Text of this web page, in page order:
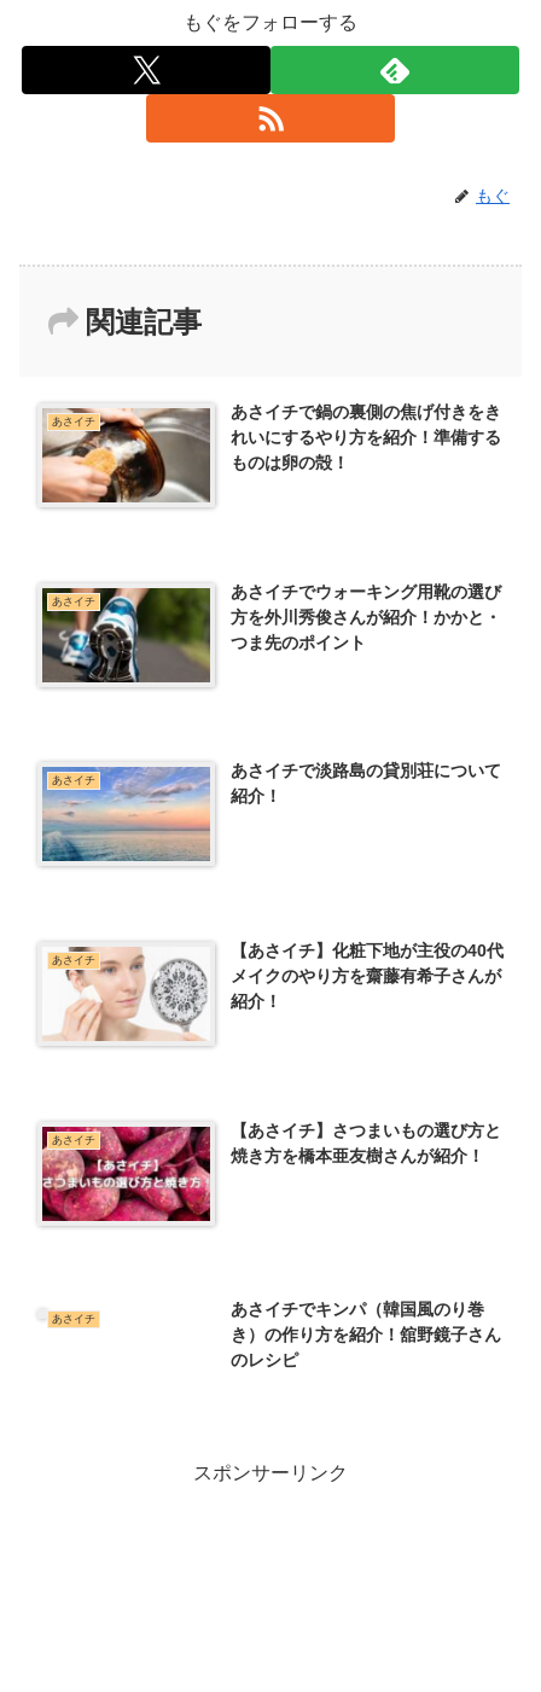
もぐをフォローする
もぐ
関連記事
あさイチ
あさイチで鍋の裏側の焦げ付きをき
れいにするやり方を紹介！準備する
ものは卵の殻！
あさイチ
あさイチでウォーキング用靴の選び
方を外川秀俊さんが紹介！かかと・
つま先のポイント
あさイチ
あさイチで淡路島の貸別荘について
紹介！
あさイチ
【あさイチ】化粧下地が主役の40代
メイクのやり方を齋藤有希子さんが
紹介！
あさイチ
【あさイチ】さつまいもの選び方と
焼き方を橋本亜友樹さんが紹介！
あさイチ
あさイチでキンパ（韓国風のり巻
き）の作り方を紹介！舘野鏡子さん
のレシピ
スポンサーリンク